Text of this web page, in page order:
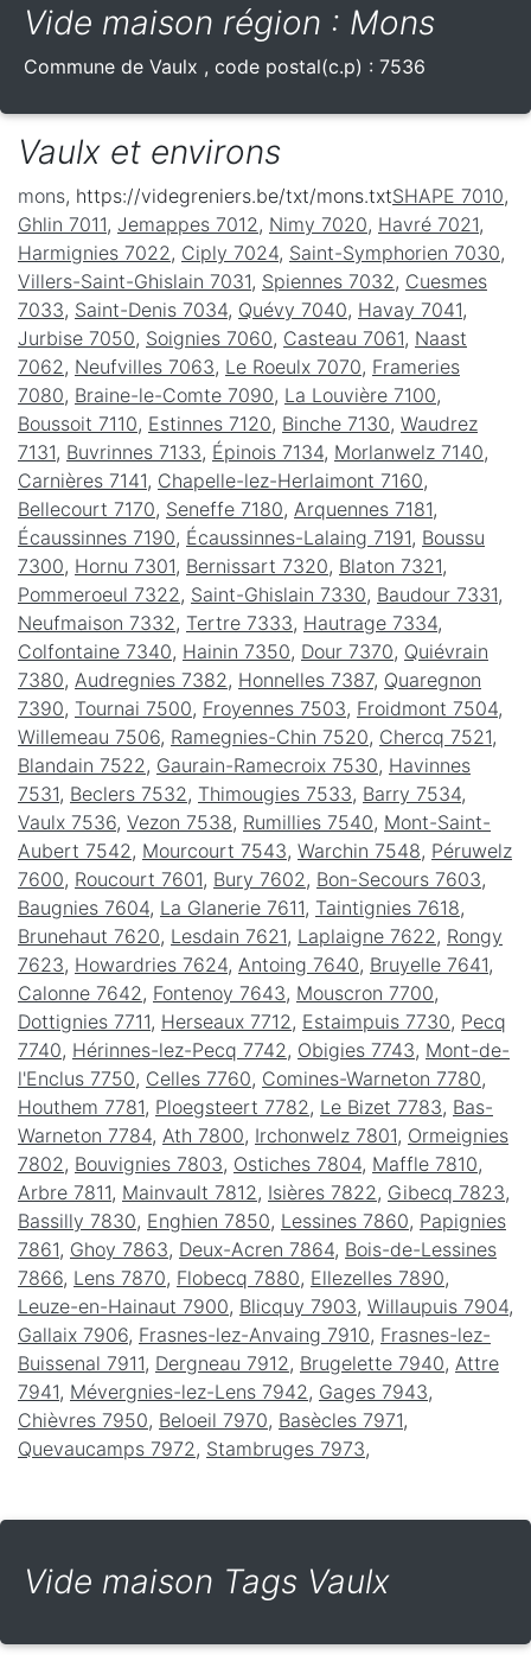
Vide maison région : Mons
Commune de Vaulx , code postal(c.p) : 7536
Vaulx et environs
mons, https://videgreniers.be/txt/mons.txtSHAPE 7010,
Ghlin 7011, Jemappes 7012 , Nimy 7020, Havré 7021,
Harmignies 7022 , Ciply 7024, Saint-Symphorien 7030,
Villers-Saint-Ghislain 7031, Spiennes 7032 , Cuesmes
7033, Saint-Denis 7034, Quévy 7040, Havay 7041,
Jurbise 7050, Soignies 7060, Casteau 7061, Naast
7062 , Neufvilles 7063, Le Roeulx 7070, Frameries
7080, Braine-le-Comte 7090, La Louvière 7100,
Boussoit 7110, Estinnes 7120, Binche 7130, Waudrez
7131, Buvrinnes 7133, Épinois 7134, Morlanwelz 7140,
Carnières 7141, Chapelle-lez-Herlaimont 7160,
Bellecourt 7170, Seneffe 7180, Arquennes 7181,
Écaussinnes 7190, Écaussinnes-Lalaing 7191, Boussu
7300, Hornu 7301, Bernissart 7320, Blaton 7321,
Pommeroeul 7322 , Saint-Ghislain 7330, Baudour 7331,
Neufmaison 7332 , Tertre 7333, Hautrage 7334,
Colfontaine 7340, Hainin 7350, Dour 7370, Quiévrain
7380, Audregnies 7382 , Honnelles 7387, Quaregnon
7390, Tournai 7500, Froyennes 7503, Froidmont 7504,
Willemeau 7506, Ramegnies-Chin 7520, Chercq 7521,
Blandain 7522 , Gaurain-Ramecroix 7530, Havinnes
7531, Beclers 7532 , Thimougies 7533, Barry 7534,
Vaulx 7536, Vezon 7538, Rumillies 7540, Mont-Saint-
Aubert 7542 , Mourcourt 7543, Warchin 7548, Péruwelz
7600, Roucourt 7601, Bury 7602 , Bon-Secours 7603,
Baugnies 7604, La Glanerie 7611, Taintignies 7618,
Brunehaut 7620, Lesdain 7621, Laplaigne 7622 , Rongy
7623, Howardries 7624, Antoing 7640, Bruyelle 7641,
Calonne 7642 , Fontenoy 7643, Mouscron 7700,
Dottignies 7711, Herseaux 7712 , Estaimpuis 7730, Pecq
7740, Hérinnes-lez-Pecq 7742 , Obigies 7743, Mont-de-
l'Enclus 7750, Celles 7760, Comines-Warneton 7780,
Houthem 7781, Ploegsteert 7782 , Le Bizet 7783, Bas-
Warneton 7784, Ath 7800, Irchonwelz 7801, Ormeignies
7802 , Bouvignies 7803, Ostiches 7804, Maffle 7810,
Arbre 7811, Mainvault 7812 , Isières 7822 , Gibecq 7823,
Bassilly 7830, Enghien 7850, Lessines 7860, Papignies
7861, Ghoy 7863, Deux-Acren 7864, Bois-de-Lessines
7866, Lens 7870, Flobecq 7880, Ellezelles 7890,
Leuze-en-Hainaut 7900, Blicquy 7903, Willaupuis 7904,
Gallaix 7906, Frasnes-lez-Anvaing 7910, Frasnes-lez-
Buissenal 7911, Dergneau 7912 , Brugelette 7940, Attre
7941, Mévergnies-lez-Lens 7942 , Gages 7943,
Chièvres 7950, Beloeil 7970, Basècles 7971,
Quevaucamps 7972 , Stambruges 7973,
Vide maison Tags Vaulx